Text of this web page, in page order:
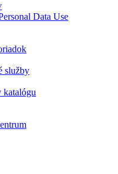
Data Use
služby
katalógu